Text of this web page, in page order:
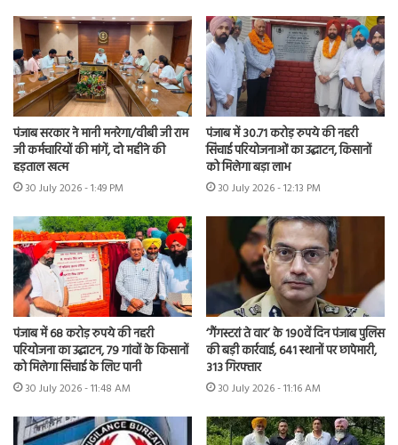
पंजाब सरकार ने मानी मनरेगा/वीबी जी राम
जी कर्मचारियों की मांगें, दो महीने की
हड़ताल खत्म
30 July 2026 - 1:49 PM
पंजाब में 30.71 करोड़ रुपये की नहरी
सिंचाई परियोजनाओं का उद्घाटन, किसानों
को मिलेगा बड़ा लाभ
30 July 2026 - 12:13 PM
पंजाब में 68 करोड़ रुपये की नहरी
परियोजना का उद्घाटन, 79 गांवों के किसानों
को मिलेगा सिंचाई के लिए पानी
30 July 2026 - 11:48 AM
‘गैंगस्टरां ते वार’ के 190वें दिन पंजाब पुलिस
की बड़ी कार्रवाई, 641 स्थानों पर छापेमारी,
313 गिरफ्तार
30 July 2026 - 11:16 AM